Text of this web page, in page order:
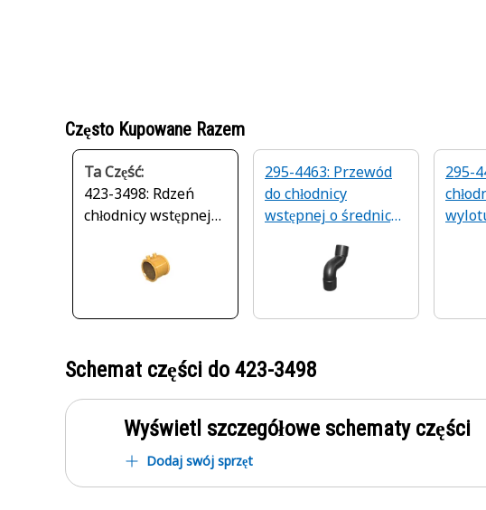
Często Kupowane Razem
Ta Część:
423-3498: Rdzeń
chłodnicy wstępnej
295-4463: Przewód
do chłodnicy
wstępnej o średnicy
zagięciami
295-
Schemat części do 423-3498
Wyświetl szczegółowe schematy części
Dodaj swój sprzęt